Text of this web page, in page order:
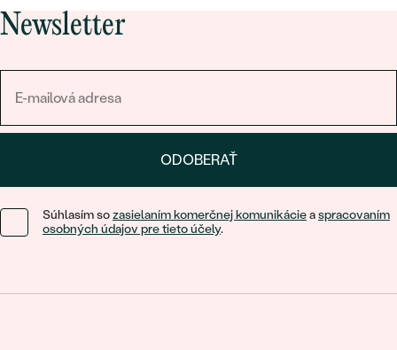
Newsletter
ODOBERAŤ
Súhlasím sozasielaním komerčnej komunikácieaspracovaním
osobných údajov pre tieto účely.